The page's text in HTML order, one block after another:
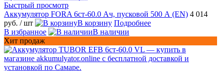
Быстрый просмотр
Аккумулятор FORA 6ст-60.0 Ач, пусковой 500 А (EN) 4 014
руб. / шт В корзину Подробнее
В избранное
В наличии
Хит продаж